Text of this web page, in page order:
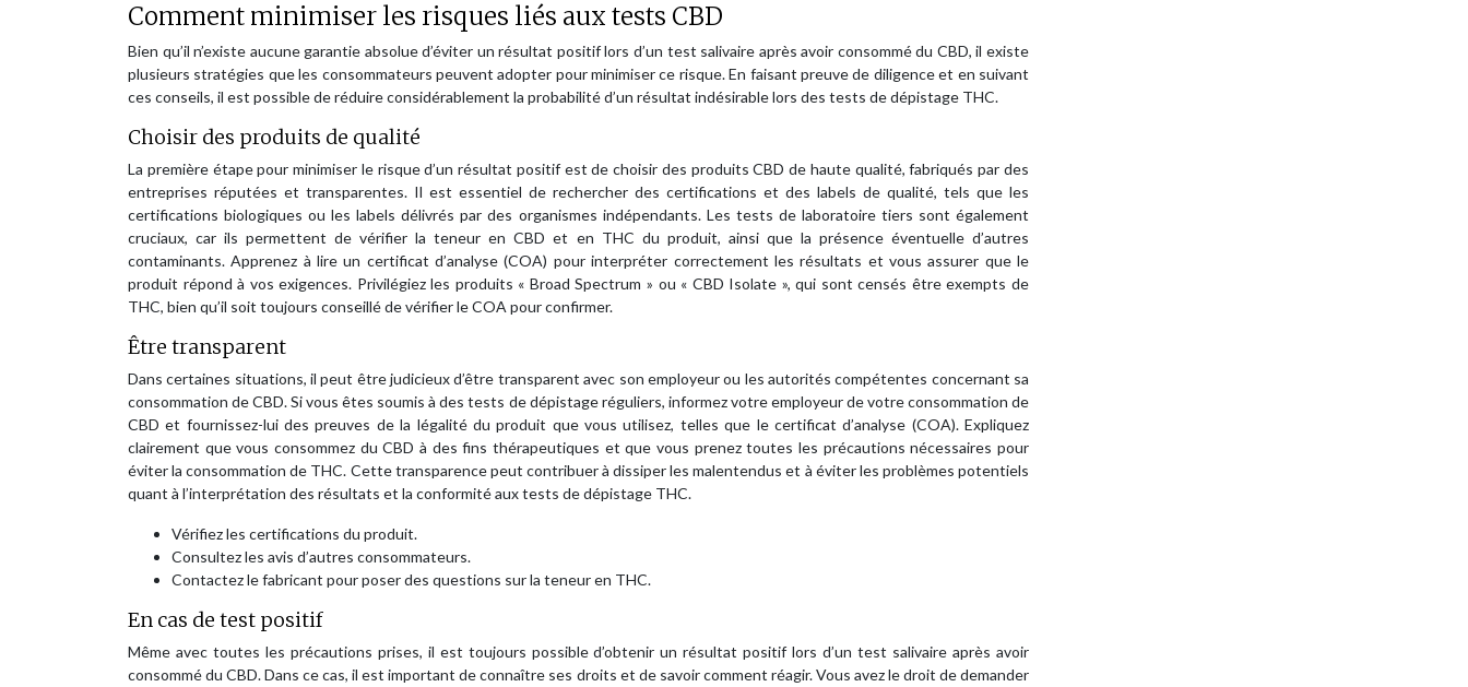
Comment minimiser les risques liés aux tests CBD
Bien qu’il n’existe aucune garantie absolue d’éviter un résultat positif lors d’un test salivaire après avoir consommé du CBD, il existe
plusieurs stratégies que les consommateurs peuvent adopter pour minimiser ce risque. En faisant preuve de diligence et en suivant
ces conseils, il est possible de réduire considérablement la probabilité d’un résultat indésirable lors des tests de dépistage THC.
Choisir des produits de qualité
La première étape pour minimiser le risque d’un résultat positif est de choisir des produits CBD de haute qualité, fabriqués par des
entreprises réputées et transparentes. Il est essentiel de rechercher des certifications et des labels de qualité, tels que les
certifications biologiques ou les labels délivrés par des organismes indépendants. Les tests de laboratoire tiers sont également
cruciaux, car ils permettent de vérifier la teneur en CBD et en THC du produit, ainsi que la présence éventuelle d’autres
contaminants. Apprenez à lire un certificat d’analyse (COA) pour interpréter correctement les résultats et vous assurer que le
produit répond à vos exigences. Privilégiez les produits « Broad Spectrum » ou « CBD Isolate », qui sont censés être exempts de
THC, bien qu’il soit toujours conseillé de vérifier le COA pour confirmer.
Être transparent
Dans certaines situations, il peut être judicieux d’être transparent avec son employeur ou les autorités compétentes concernant sa
consommation de CBD. Si vous êtes soumis à des tests de dépistage réguliers, informez votre employeur de votre consommation de
CBD et fournissez-lui des preuves de la légalité du produit que vous utilisez, telles que le certificat d’analyse (COA). Expliquez
clairement que vous consommez du CBD à des fins thérapeutiques et que vous prenez toutes les précautions nécessaires pour
éviter la consommation de THC. Cette transparence peut contribuer à dissiper les malentendus et à éviter les problèmes potentiels
quant à l’interprétation des résultats et la conformité aux tests de dépistage THC.
Vérifiez les certifications du produit.
Consultez les avis d’autres consommateurs.
Contactez le fabricant pour poser des questions sur la teneur en THC.
En cas de test positif
Même avec toutes les précautions prises, il est toujours possible d’obtenir un résultat positif lors d’un test salivaire après avoir
consommé du CBD. Dans ce cas, il est important de connaître ses droits et de savoir comment réagir. Vous avez le droit de demander